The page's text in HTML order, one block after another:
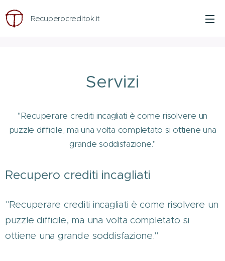
Recuperocreditok.it
Servizi
"Recuperare crediti incagliati è come risolvere un
puzzle difficile, ma una volta completato si ottiene una
grande soddisfazione."
Recupero crediti incagliati
"Recuperare crediti incagliati è come risolvere un
puzzle difficile, ma una volta completato si
ottiene una grande soddisfazione."